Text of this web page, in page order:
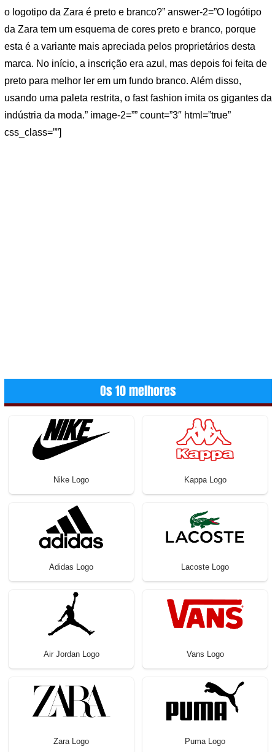
o logotipo da Zara é preto e branco?” answer-2=”O logótipo
da Zara tem um esquema de cores preto e branco, porque
esta é a variante mais apreciada pelos proprietários desta
marca. No início, a inscrição era azul, mas depois foi feita de
preto para melhor ler em um fundo branco. Além disso,
usando uma paleta restrita, o fast fashion imita os gigantes da
indústria da moda.” image-2=”” count=”3″ html=”true”
css_class=””]
Os 10 melhores
Nike Logo Kappa Logo
Adidas Logo Lacoste Logo
Air Jordan Logo Vans Logo
Zara Logo Puma Logo